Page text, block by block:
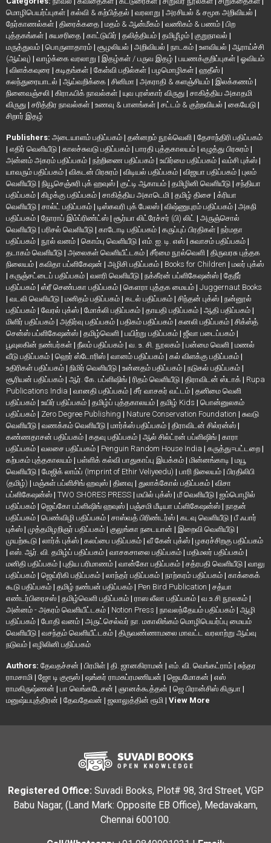
மொழிபெயர்ப்புகள் | கல்வி & கற்பித்தல் | வரலாறு | அரசியல் & சமூக அறிவியல் |
நேர்காணல்கள் | திரைக்கதை | மதம் & ஆன்மீகம் | வணிகம் & பணம் | பிற
புத்தகங்கள் | சுயசரிதை | காட்டுயிர் | தலித்தியம் | தமிழீழம் | குறுநாவல் |
மருத்துவம் | பொருளாதாரம் | சூழலியல் | அறிவியல் | நாடகம் | உளவியல் | ஆராய்ச்சி
(ஆய்வு) | வாழ்க்கை வரலாறு | இதழ்கள் / பருவ இதழ் | பயணக்குறிப்புகள் | ஓவியம்
| விளக்கவுரை | கடிதங்கள் | கேள்வி பதில்கள் | பழமொழிகள் | ஹதீஸ் |
கலந்துரையாடல் | ஆய்வறிக்கை | சினிமா | அகராதி & களஞ்சியம் | இலக்கணம் |
நினைவஞ்சலி | கிராஃபிக் நாவல்கள் | யுவ புரஸ்கார் விருது | சாகித்திய அகாதமி
விருது | சரித்திர நாவல்கள் | உணவு & பானங்கள் | சட்டம் & குற்றவியல் | கையேடு |
சிறார் இதழ்
Publishers: அடையாளம் பதிப்பகம் | தன்னறம் நூல்வெளி | தேசாந்திரி பதிப்பகம்
| எதிர் வெளியீடு | காலச்சுவடு பதிப்பகம் | பாரதி புத்தகாலயம் | எழுத்து பிரசுரம் |
அன்னம் அகரம் பதிப்பகம் | நற்றிணை பதிப்பகம் | உயிர்மை பதிப்பகம் | வம்சி புக்ஸ் |
யாவரும் பதிப்பகம் | விகடன் பிரசுரம் | விடியல் பதிப்பகம் | விஜயா பதிப்பகம் | புலம்
வெளியீடு | நியூசெஞ்சுரி புக் ஹவுஸ் | குட்டி ஆகாயம் | தமிழினி வெளியீடு | சந்தியா
பதிப்பகம் | கிழக்கு பதிப்பகம் | சாகித்திய அகாடெமி | தமிழ் திசை | க்ரியா
வெளியீடு | சால்ட் பதிப்பகம் | டிஸ்கவரி புக் பேலஸ் | விஷ்ணுபுரம் பதிப்பகம் | அகநி
பதிப்பகம் | நோராப் இம்ப்ரிண்ட்ஸ் | சூர்யா லிட்ரேச்சர் (பி) லிட் | அருஞ்சொல்
வெளியீடு | பரிசல் வெளியீடு | காடோடி பதிப்பகம் | கருப்புப் பிரதிகள் | நர்மதா
பதிப்பகம் | நூல் வனம் | கொம்பு வெளியீடு | எம். ஐ. டி. எஸ் | சுவாசம் பதிப்பகம் |
தடாகம் வெளியீடு | அலைகள் வெளியீட்டகம் | சீர்மை நூல்வெளி | திருவரசு புத்தக
நிலையம் | கவிதா பப்ளிகேஷன் | அழிசி பதிப்பகம் | Books for Children | மலர் புக்ஸ்
| கருஞ்சட்டைப் பதிப்பகம் | வளரி வெளியீடு | நக்கீரன் பப்ளிகேஷன்ஸ் | தேநீர்
பதிப்பகம் | ஸ்ரீ செண்பகா பதிப்பகம் | கௌரா புத்தக மையம் | Juggernaut Books
| வடலி வெளியீடு | மனிதம் பதிப்பகம் | கடல் பதிப்பகம் | சிந்தன் புக்ஸ் | நன்னூல்
பதிப்பகம் | வேரல் புக்ஸ் | மோக்லி பதிப்பகம் | தாயதி பதிப்பகம் | ஆதி பதிப்பகம் |
மிளிர் பதிப்பகம் | அதிர்வு பதிப்பகம் | பதிகம் பதிப்பகம் | கனலி பதிப்பகம் | சிக்ஸ்த்
சென்ஸ் பப்ளிகேஷன்ஸ் | தமிழ்வெளி | பயிற்று பதிப்பகம் | ஜீவா படைப்பகம் |
பூவுலகின் நண்பர்கள் | நீலம் பதிப்பகம் | வ. உ. சி. நூலகம் | பன்மை வெளி | மணல்
வீடு பதிப்பகம் | ஹெர் ஸ்டோரிஸ் | வானம் பதிப்பகம் | கல் விளக்கு பதிப்பகம் |
உதிரிகள் பதிப்பகம் | நிமிர் வெளியீடு | உன்னதம் பதிப்பகம் | நடுகல் பதிப்பகம் |
சூரியன் பதிப்பகம் | ஆர். கே. பப்ளிஷிங் | ரிதம் வெளியீடு | திராவிடன் ஸ்டாக் | Rupa
Publications India | வானதி பதிப்பகம் | சீர் வாசகர் வட்டம் | தனிமை வெளி
பதிப்பகம் | உயிர் பதிப்பகம் | தமிழ்ப் புத்தகாலயம் | தமிழ் Kids | பொன்னுலகம்
பதிப்பகம் | Zero Degree Publishing | Nature Conservation Foundation | சுவடு
வெளியீடு | வணக்கம் வெளியீடு | மார்க்ஸ் பதிப்பகம் | திராவிடன் சில்ரன்ஸ் |
கண்ணதாசன் பதிப்பகம் | கதவு பதிப்பகம் | ஆல் சில்ட்ரன் பப்ளிஷிங் | காரா
பதிப்பகம் | வலசை பதிப்பகம் | Penguin Random House India | கருத்து=பட்டறை |
கற்பகம் புத்தகாலயம் | பள்ளிக் கல்வி பாதுகாப்பு இயக்கம் | மின்னங்காடி | மயூ
வெளியீடு | மேஜிக் லாம்ப் (Imprint of Ethir Veliyeedu) | பாரி நிலையம் | பிரதிலிபி
(தமிழ்) | மஞ்சுள் பப்ளிசிங் ஹவுஸ் | தினவு | துலாக்கோல் பதிப்பகம் | விசா
பப்ளிகேஷன்ஸ் | TWO SHORES PRESS | மயில் புக்ஸ் | மீ வெளியீடு | ஐம்பொழில்
பதிப்பகம் | ஜெய்கோ பப்ளிஷிங் ஹவுஸ் | பஞ்சமி மீடியா பப்ளிகேஷன்ஸ் | நாதன்
பதிப்பகம் | பெண்விழி பதிப்பகம் | சாஸ்வத் பிரிண்டர்ஸ் | கடவு வெளியீடு | பீ ஃபார்
புக்ஸ் | முத்தமிழறிஞர் பதிப்பகம் | குலுங்கா நடையான் | இறைவி வெளியீடு |
முயற்கூடு | லார்க் புக்ஸ் | கலப்பை பதிப்பகம் | வீ கேன் புக்ஸ் | ழகரச்சிறகு பதிப்பகம்
| எஸ். ஆர். வி. தமிழ்ப் பதிப்பகம் | வாசகசாலை பதிப்பகம் | மதிமலர் பதிப்பகம் |
மனிதி பதிப்பகம் | புதிய பரிமாணம் | வான்கோ பதிப்பகம் | சத்ரபதி வெளியீடு | வாலு
பதிப்பகம் | ஜெய்ரிகி பதிப்பகம் | லாந்தர் பதிப்பகம் | நாற்கரம் பதிப்பகம் | காக்கைக்
கூடு பதிப்பகம் | தமிழ் நண்பன் பதிப்பகம் | Pen Bird Publication | சத்யா
எண்டர்பிரைசஸ் | தமிழ்வெளி பதிப்பகம் | ராஸ லீலா பதிப்பகம் | வ.உ.சி நூலகம் |
அன்னம் - அகரம் வெளியீட்டகம் | Notion Press | நாவலந்தேயம் பதிப்பகம் | ஆழி
பதிப்பகம் | போதி வனம் | அருட்செல்வர் நா. மகாலிங்கம் மொழிபெயர்ப்பு மையம்
வெளியீடு | வசந்தம் வெளியீட்டகம் | திருவண்ணாமலை மாவட்ட வரலாற்று ஆய்வு
நடுவம் | எழிலினி பதிப்பகம்
Authors: தேவதச்சன் | பிரமிள் | தி. ஜானகிராமன் | எம். வி. வெங்கட்ராம் | சுந்தர
ராமசாமி | ஜோ டி குரூஸ் | ஷங்கர் ராமசுப்ரமணியன் | ஜெயமோகன் | எஸ்
ராமகிருஷ்ணன் | பா வெங்கடேசன் | ஞானக்கூத்தன் | ஜெ பிரான்சிஸ் கிருபா |
மனுஷ்யபுத்திரன் | தேவதேவன் | ஜலாலுத்தின் ரூமி | View More
Registered Office: Suvadi Books, Plot# 98, 3rd Street, VGP
Babu Nagar, (Land Mark: Opposite EB Office), Medavakam,
Chennai 600100.